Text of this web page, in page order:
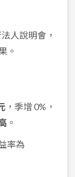
人說明會，
。
，季增 0%，
。
率為